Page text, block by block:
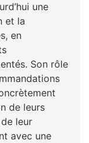
une
et la
en
Son rôle
de leurs
leur
avec une